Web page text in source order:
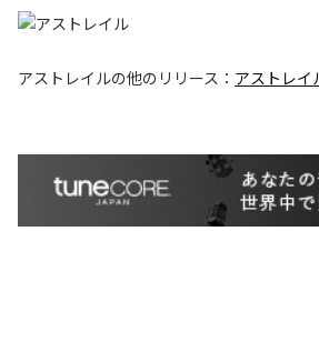
アストレイルの他のリリース： アストレイ